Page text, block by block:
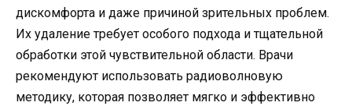
дискомфорта и даже причиной зрительных проблем.
Их удаление требует особого подхода и тщательной
обработки этой чувствительной области. Врачи
рекомендуют использовать радиоволновую
методику, которая позволяет мягко и эффективно